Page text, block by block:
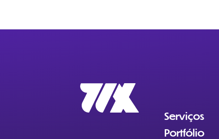
Serviços
Portfólio